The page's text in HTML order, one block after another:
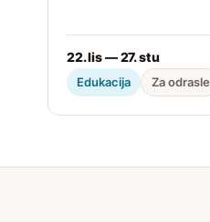
22. lis — 27. stu
Edukacija Za odrasle